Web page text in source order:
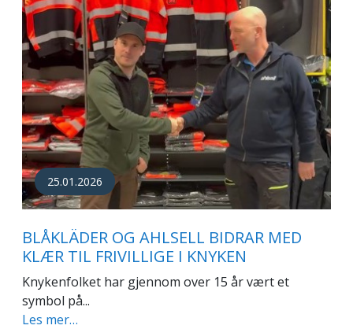
25.01.2026
BLÅKLÄDER OG AHLSELL BIDRAR MED
KLÆR TIL FRIVILLIGE I KNYKEN
Knykenfolket har gjennom over 15 år vært et
symbol på...
Les mer…